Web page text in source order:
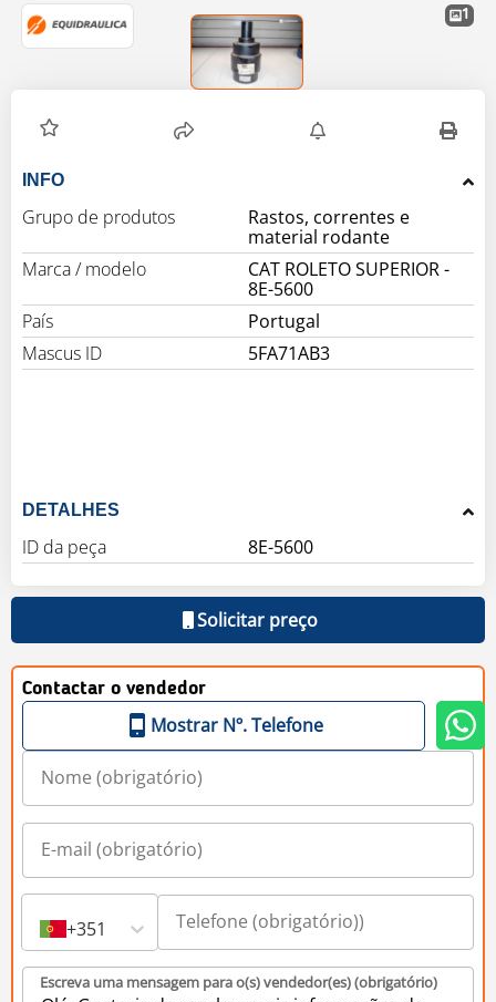
1
INFO
Grupo de produtos
Rastos, correntes e
material rodante
Marca / modelo
CAT ROLETO SUPERIOR -
8E-5600
País
Portugal
Mascus ID
5FA71AB3
DETALHES
ID da peça 8E-5600
Solicitar preço
Contactar o vendedor
Mostrar Nº. Telefone
+351
Escreva uma mensagem para o(s) vendedor(es) (obrigatório)